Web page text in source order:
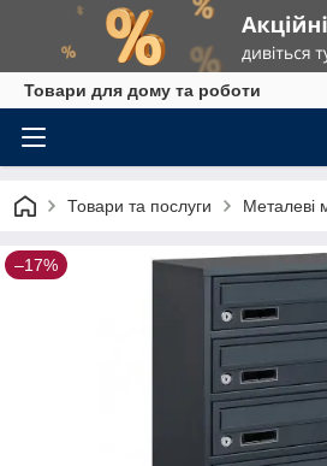
Товари для дому та роботи
Товари та послуги Металеві
–17%